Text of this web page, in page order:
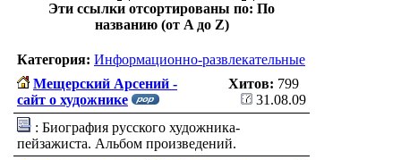
Эти ссылки отсортированы по: По
названию (от A до Z)
Категория: Информационно-развлекательные
Мещерский Арсений -
сайт о художнике
Хитов: 799
31.08.09
: Биография русского художника-
пейзажиста. Альбом произведений.